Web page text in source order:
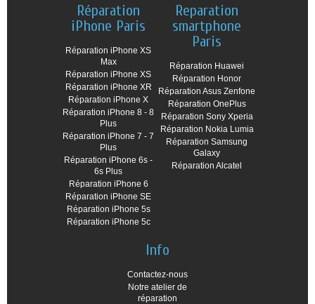
Réparation
iPhone Paris
Réparation iPhone XS
Max
Réparation iPhone XS
Réparation iPhone XR
Réparation iPhone X
Réparation iPhone 8 - 8
Plus
Réparation iPhone 7 - 7
Plus
Réparation iPhone 6s -
6s Plus
Réparation iPhone 6
Réparation iPhone SE
Réparation iPhone 5s
Réparation iPhone 5c
Reparation
smartphone
Paris
Réparation Huawei
Réparation Honor
Réparation Asus Zenfone
Réparation OnePlus
Réparation Sony Xperia
Réparation Nokia Lumia
Réparation Samsung
Galaxy
Réparation Alcatel
Info
Contactez-nous
Notre atelier de
réparation